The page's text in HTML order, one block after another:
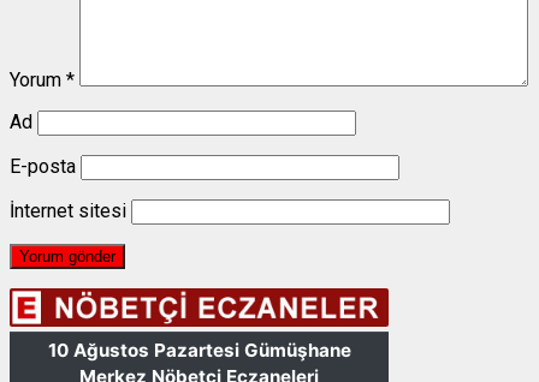
Yorum *
Ad
E-posta
İnternet sitesi